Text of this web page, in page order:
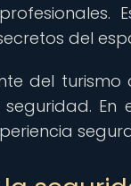
del
del